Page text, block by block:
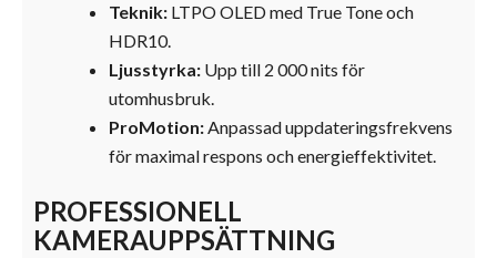
Teknik: LTPO OLED med True Tone och
HDR10.
Ljusstyrka: Upp till 2 000 nits för
utomhusbruk.
ProMotion:Anpassad uppdateringsfrekvens
för maximal respons och energieffektivitet.
PROFESSIONELL
KAMERAUPPSÄTTNING